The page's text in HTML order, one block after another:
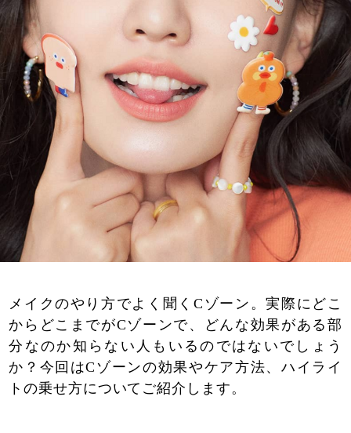
メイクのやり方でよく聞くCゾーン。実際にどこ
からどこまでがCゾーンで、どんな効果がある部
分なのか知らない人もいるのではないでしょう
か？今回はCゾーンの効果やケア方法、ハイライ
トの乗せ方についてご紹介します。